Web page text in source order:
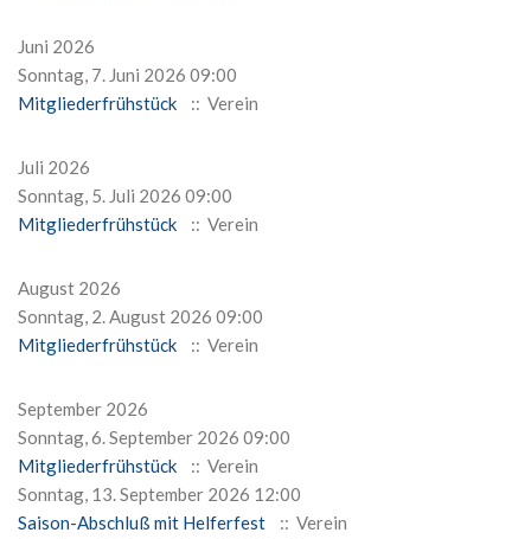
Juni 2026
Sonntag, 7. Juni 2026 09:00
Mitgliederfrühstück
:: Verein
Juli 2026
Sonntag, 5. Juli 2026 09:00
Mitgliederfrühstück
:: Verein
August 2026
Sonntag, 2. August 2026 09:00
Mitgliederfrühstück
:: Verein
September 2026
Sonntag, 6. September 2026 09:00
Mitgliederfrühstück
:: Verein
Sonntag, 13. September 2026 12:00
Saison-Abschluß mit Helferfest
:: Verein